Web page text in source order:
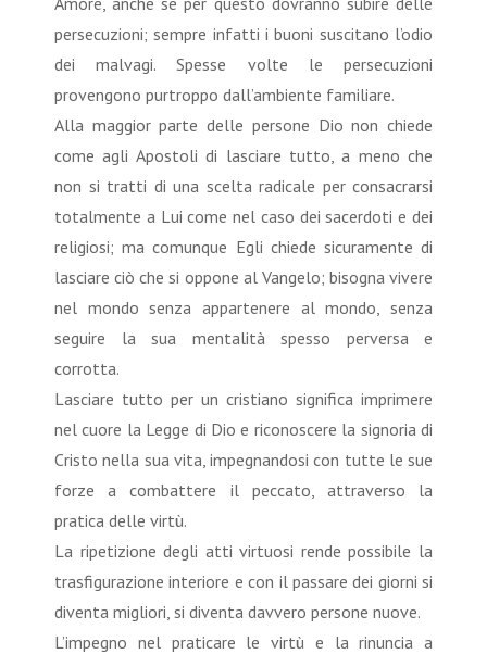
persecuzioni; sempre infatti i buoni suscitano l’odio
dei malvagi. Spesse volte le persecuzioni
provengono purtroppo dall’ambiente familiare.
Alla maggior parte delle persone Dio non chiede
come agli Apostoli di lasciare tutto, a meno che
non si tratti di una scelta radicale per consacrarsi
totalmente a Lui come nel caso dei sacerdoti e dei
religiosi; ma comunque Egli chiede sicuramente di
lasciare ciò che si oppone al Vangelo; bisogna vivere
nel mondo senza appartenere al mondo, senza
seguire la sua mentalità spesso perversa e
corrotta.
Lasciare tutto per un cristiano significa imprimere
nel cuore la Legge di Dio e riconoscere la signoria di
Cristo nella sua vita, impegnandosi con tutte le sue
forze a combattere il peccato, attraverso la
pratica delle virtù.
La ripetizione degli atti virtuosi rende possibile la
trasfigurazione interiore e con il passare dei giorni si
diventa migliori, si diventa davvero persone nuove.
L’impegno nel praticare le virtù e la rinuncia a